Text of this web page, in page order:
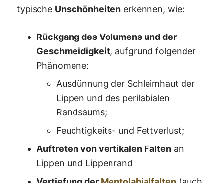
typische Unschönheiten erkennen, wie:
Rückgang des Volumens und der
Geschmeidigkeit, aufgrund folgender
Phänomene:
Ausdünnung der Schleimhaut der
Lippen und des perilabialen
Randsaums;
Feuchtigkeits- und Fettverlust;
Auftreten von vertikalen Falten an
Lippen und Lippenrand